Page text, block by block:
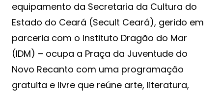
equipamento da Secretaria da Cultura do
Estado do Ceará (Secult Ceará), gerido em
parceria com o Instituto Dragão do Mar
(IDM) – ocupa a Praça da Juventude do
Novo Recanto com uma programação
gratuita e livre que reúne arte, literatura,